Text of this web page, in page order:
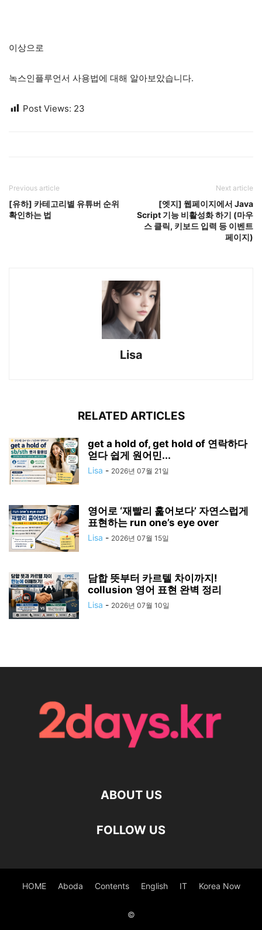
이상으로
녹스인플루언서 사용법에 대해 알아보았습니다.
Post Views: 23
Previous article
[유하] 카테고리별 유튜버 순위
확인하는 법
Next article
[엣지] 웹페이지에서 Java
Script 기능 비활성화 하기 (마우
스 클릭, 키보드 입력 등 이벤트
페이지)
Lisa
RELATED ARTICLES
get a hold of, get hold of 연락하다
얻다 쉽게 원어민...
Lisa - 2026년 07월 21일
영어로 ‘재빨리 훑어보다’ 자연스럽게
표현하는 run one’s eye over
Lisa - 2026년 07월 15일
담합 뜻부터 카르텔 차이까지!
collusion 영어 표현 완벽 정리
Lisa - 2026년 07월 10일
ABOUT US
FOLLOW US
HOME Aboda Contents English IT Korea Now
©